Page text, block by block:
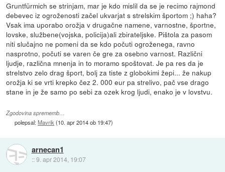
Gruntfürmich se strinjam, mar je kdo mislil da se je recimo rajmond
debevec iz ogroženosti začel ukvarjat s strelskim športom ;) haha?
Vsak ima uporabo orožja v drugačne namene, varnostne, športne,
lovske, službene(vojska, policija)ali zbirateljske. Pištola za pasom
niti slučajno ne pomeni da se kdo počuti ogroženega, ravno
nasprotno, počuti se varen če gre za osebno varnost. Različni
ljudje, različna mnenja in to moramo spoštovat. Je pa res da je
strelstvo zelo drag šport, bolj za tiste z globokimi žepi... že nakup
orožja ki se vrti krepko čez 2. 000 eur pa strelivo, pač vse drago
stane in je že samo po sebi za ozek krog ljudi, enako je v lovstvu.
Zgodovina sprememb…
polepsal:Mavrik (10. apr 2014 ob 19:47)
arnecan1
::9. apr 2014, 19:07